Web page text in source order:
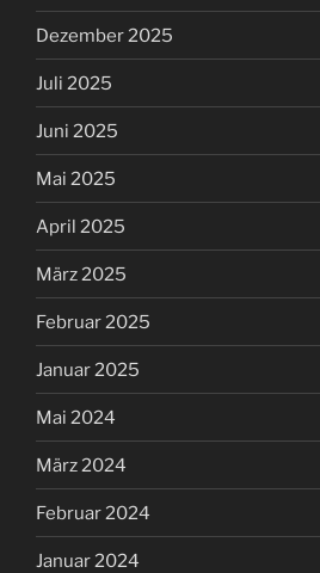
Dezember 2025
Juli 2025
Juni 2025
Mai 2025
April 2025
März 2025
Februar 2025
Januar 2025
Mai 2024
März 2024
Februar 2024
Januar 2024